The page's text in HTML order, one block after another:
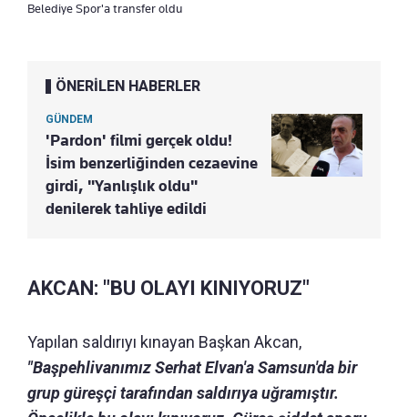
Belediye Spor'a transfer oldu
ÖNERİLEN HABERLER
GÜNDEM
'Pardon' filmi gerçek oldu!
İsim benzerliğinden cezaevine
girdi, "Yanlışlık oldu"
denilerek tahliye edildi
AKCAN: "BU OLAYI KINIYORUZ"
Yapılan saldırıyı kınayan Başkan Akcan,
"Başpehlivanımız Serhat Elvan'a Samsun'da bir
grup güreşçi tarafından saldırıya uğramıştır.